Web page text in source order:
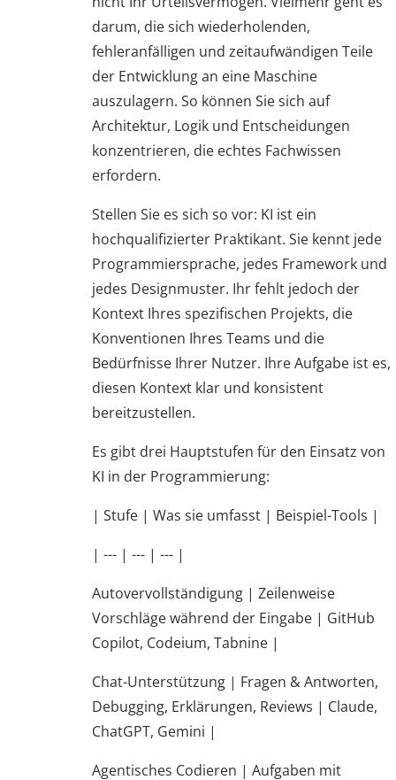
darum, die sich wiederholenden,
fehleranfälligen und zeitaufwändigen Teile
der Entwicklung an eine Maschine
auszulagern. So können Sie sich auf
Architektur, Logik und Entscheidungen
konzentrieren, die echtes Fachwissen
erfordern.
Stellen Sie es sich so vor: KI ist ein
hochqualifizierter Praktikant. Sie kennt jede
Programmiersprache, jedes Framework und
jedes Designmuster. Ihr fehlt jedoch der
Kontext Ihres spezifischen Projekts, die
Konventionen Ihres Teams und die
Bedürfnisse Ihrer Nutzer. Ihre Aufgabe ist es,
diesen Kontext klar und konsistent
bereitzustellen.
Es gibt drei Hauptstufen für den Einsatz von
KI in der Programmierung:
| Stufe | Was sie umfasst | Beispiel-Tools |
| --- | --- | --- |
Autovervollständigung | Zeilenweise
Vorschläge während der Eingabe | GitHub
Copilot, Codeium, Tabnine |
Chat-Unterstützung | Fragen & Antworten,
Debugging, Erklärungen, Reviews | Claude,
ChatGPT, Gemini |
Agentisches Codieren | Aufgaben mit